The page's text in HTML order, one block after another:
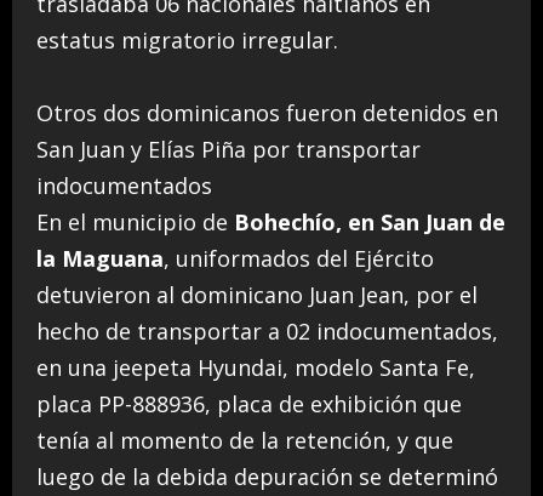
estatus migratorio irregular.
Otros dos dominicanos fueron detenidos en
San Juan y Elías Piña por transportar
indocumentados
En el municipio de Bohechío, en San Juan de
la Maguana, uniformados del Ejército
detuvieron al dominicano Juan Jean, por el
hecho de transportar a 02 indocumentados,
en una jeepeta Hyundai, modelo Santa Fe,
placa PP-888936, placa de exhibición que
tenía al momento de la retención, y que
luego de la debida depuración se determinó